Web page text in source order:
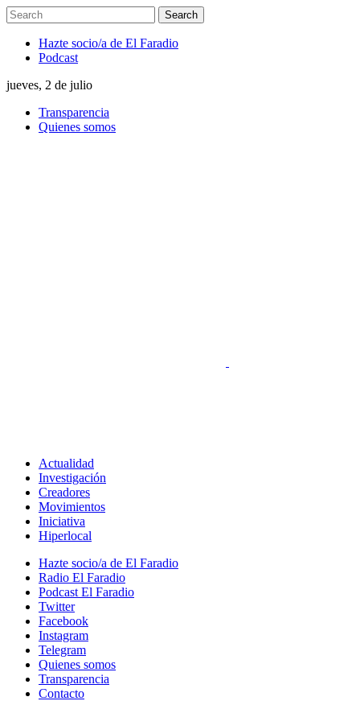
Hazte socio/a de El Faradio
Podcast
jueves, 2 de julio
Transparencia
Quienes somos
Actualidad
Investigación
Creadores
Movimientos
Iniciativa
Hiperlocal
Hazte socio/a de El Faradio
Radio El Faradio
Podcast El Faradio
Twitter
Facebook
Instagram
Telegram
Quienes somos
Transparencia
Contacto